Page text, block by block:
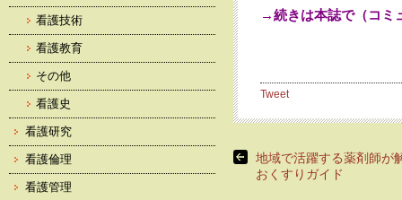
→続きは本誌で（コミ
Tweet
地域で活躍する薬剤師
おくすりガイド
看護技術
看護教育
その他
看護史
看護研究
看護倫理
看護管理